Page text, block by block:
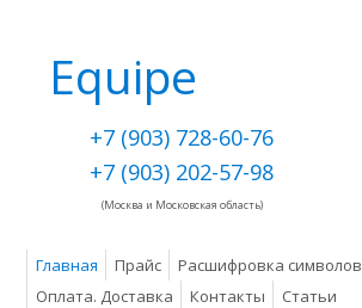
Equipe
+7 (903) 728-60-76
+7 (903) 202-57-98
(Москва и Московская область)
Главная Прайс
Расшифровка символов
Оплата. Доставка
Контакты Статьи